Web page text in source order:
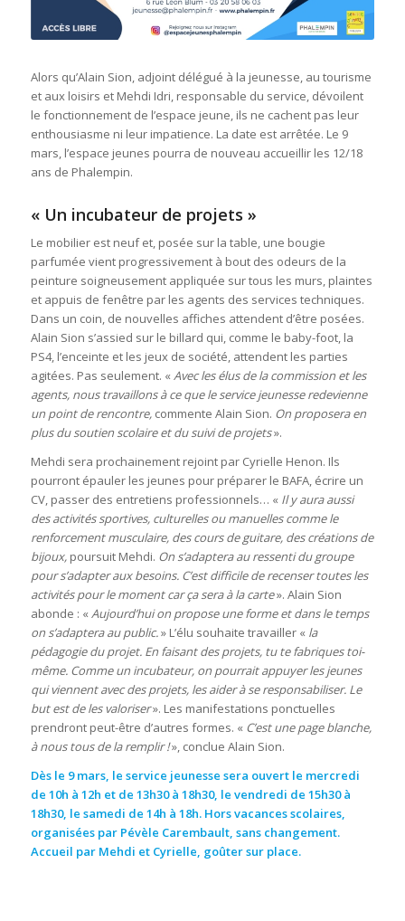
Alors qu’Alain Sion, adjoint délégué à la jeunesse, au tourisme
et aux loisirs et Mehdi Idri, responsable du service, dévoilent
le fonctionnement de l’espace jeune, ils ne cachent pas leur
enthousiasme ni leur impatience. La date est arrêtée. Le 9
mars, l’espace jeunes pourra de nouveau accueillir les 12/18
ans de Phalempin.
« Un incubateur de projets »
Le mobilier est neuf et, posée sur la table, une bougie
parfumée vient progressivement à bout des odeurs de la
peinture soigneusement appliquée sur tous les murs, plaintes
et appuis de fenêtre par les agents des services techniques.
Dans un coin, de nouvelles affiches attendent d’être posées.
Alain Sion s’assied sur le billard qui, comme le baby-foot, la
PS4, l’enceinte et les jeux de société, attendent les parties
agitées. Pas seulement. «Avec les élus de la commission et les
agents, nous travaillons à ce que le service jeunesse redevienne
un point de rencontre,commente Alain Sion. On proposera en
plus du soutien scolaire et du suivi de projets».
Mehdi sera prochainement rejoint par Cyrielle Henon. Ils
pourront épauler les jeunes pour préparer le BAFA, écrire un
CV, passer des entretiens professionnels… « Il y aura aussi
des activités sportives, culturelles ou manuelles comme le
renforcement musculaire, des cours de guitare, des créations de
bijoux,poursuit Mehdi. On s’adaptera au ressenti du groupe
pour s’adapter aux besoins. C’est difficile de recenser toutes les
activités pour le moment car ça sera à la carte». Alain Sion
abonde : «Aujourd’hui on propose une forme et dans le temps
on s’adaptera au public.» L’élu souhaite travailler « la
pédagogie du projet. En faisant des projets, tu te fabriques toi-
même. Comme un incubateur, on pourrait appuyer les jeunes
qui viennent avec des projets, les aider à se responsabiliser. Le
but est de les valoriser». Les manifestations ponctuelles
prendront peut-être d’autres formes. « C’est une page blanche,
à nous tous de la remplir !», conclue Alain Sion.
Dès le 9 mars, le service jeunesse sera ouvert le mercredi
de 10h à 12h et de 13h30 à 18h30, le vendredi de 15h30 à
18h30, le samedi de 14h à 18h. Hors vacances scolaires,
organisées par Pévèle Carembault, sans changement.
Accueil par Mehdi et Cyrielle, goûter sur place.